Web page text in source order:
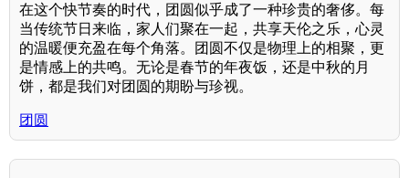
在这个快节奏的时代，团圆似乎成了一种珍贵的奢侈。每
当传统节日来临，家人们聚在一起，共享天伦之乐，心灵
的温暖便充盈在每个角落。团圆不仅是物理上的相聚，更
是情感上的共鸣。无论是春节的年夜饭，还是中秋的月
饼，都是我们对团圆的期盼与珍视。
团圆